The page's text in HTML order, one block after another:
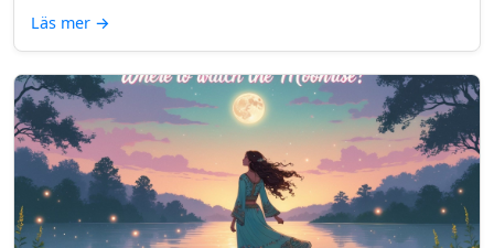
Läs mer →